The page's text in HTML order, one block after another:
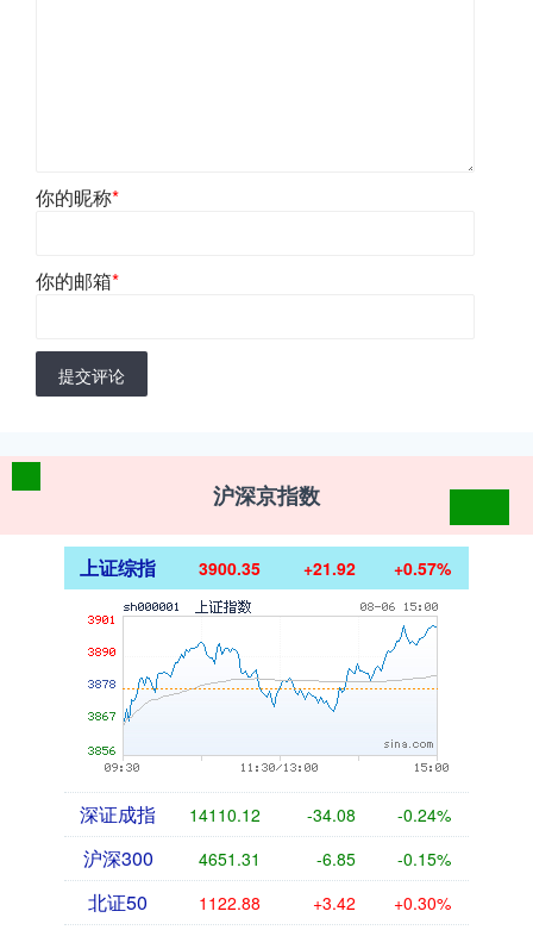
你的昵称*
你的邮箱*
提交评论
沪深京指数
上证综指 3900.35 +21.92 +0.57%
深证成指 14110.12 -34.08 -0.24%
沪深300 4651.31 -6.85 -0.15%
北证50 1122.88 +3.42 +0.30%